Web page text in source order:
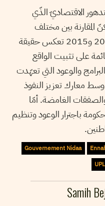
الاقتصاديّ الذّي
المقارنة بين مختلف
المؤشّرات الاقتصاديّة بين سنتي 2014 و2015 تعكس حقيقة
على تثبيت الواقع
والوعود التي تعهّدت
معارك تعزيز النفوذ
الغامضة. أمّا
باجترار الوعود وتنظيم
Gouvernement Nidaa
UPL
Samih